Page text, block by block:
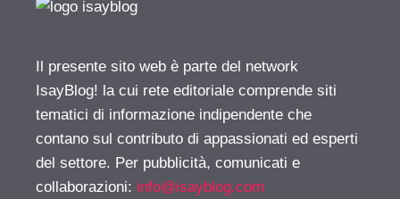
Il presente sito web è parte del network
IsayBlog! la cui rete editoriale comprende siti
tematici di informazione indipendente che
contano sul contributo di appassionati ed esperti
del settore. Per pubblicità, comunicati e
collaborazioni: info@isayblog.com